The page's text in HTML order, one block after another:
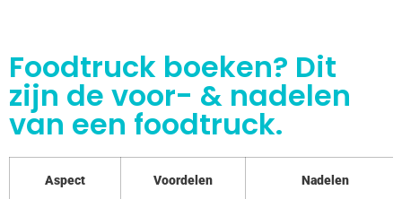
Foodtruck boeken? Dit
zijn de voor- & nadelen
van een foodtruck.
Aspect Voordelen Nadelen